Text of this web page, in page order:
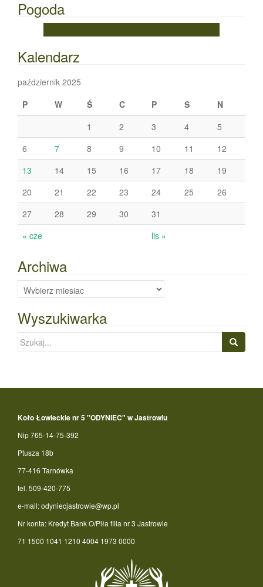
Pogoda
Kalendarz
październik 2025
P
W Ś C P S N
« cze lis »
1 2 3 4
5
6
7 8 9 10 11
12
13
14 15 16 17 18
19
20
21 22 23 24 25
26
27
28 29 30 31
Archiwa
Archiwa
Wyszukiwarka
Szukaj:
Koło Łowieckie nr 5 "ODYNIEC" w Jastrowiu
Nip 765-14-75-392
Ptusza 18b
77-416 Tarnówka
tel. 509-420-775
e-mail: odyniecjastrowie@wp.pl
Nr konta: Kredyt Bank O/Piła filia nr 3 Jastrowie
71 1500 1041 1210 4004 1973 0000